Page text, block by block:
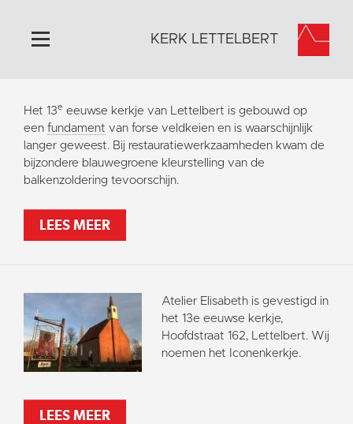
Home
Algemeen
Historie
Omgeving
Activiteiten
Steun ons
KERK LETTELBERT
Het 13e eeuwse kerkje van Lettelbert is gebouwd op
een fundament van forse veldkeien en is waarschijnlijk
langer geweest. Bij restauratiewerkzaamheden kwam de
bijzondere blauwegroene kleurstelling van de
balkenzoldering tevoorschijn.
LEES MEER
Atelier Elisabeth is gevestigd in
het 13e eeuwse kerkje,
Hoofdstraat 162, Lettelbert. Wij
noemen het Iconenkerkje.
LEES MEER